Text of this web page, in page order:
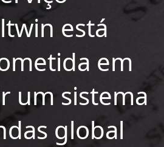
está
em
um sistema
global